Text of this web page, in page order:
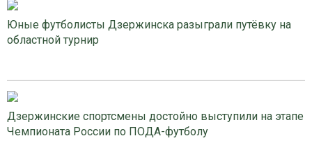
Юные футболисты Дзержинска разыграли путёвку на
областной турнир
Дзержинские спортсмены достойно выступили на этапе
Чемпионата России по ПОДА-футболу